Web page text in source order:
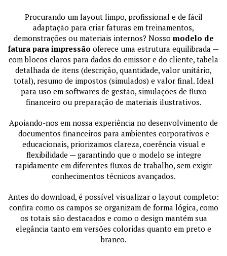
Procurando um layout limpo, profissional e de fácil
adaptação para criar faturas em treinamentos,
demonstrações ou materiais internos? Nosso modelo de
fatura para impressão oferece uma estrutura equilibrada —
com blocos claros para dados do emissor e do cliente, tabela
detalhada de itens (descrição, quantidade, valor unitário,
total), resumo de impostos (simulados) e valor final. Ideal
para uso em softwares de gestão, simulações de fluxo
financeiro ou preparação de materiais ilustrativos.
Apoiando-nos em nossa experiência no desenvolvimento de
documentos financeiros para ambientes corporativos e
educacionais, priorizamos clareza, coerência visual e
flexibilidade — garantindo que o modelo se integre
rapidamente em diferentes fluxos de trabalho, sem exigir
conhecimentos técnicos avançados.
Antes do download, é possível visualizar o layout completo:
confira como os campos se organizam de forma lógica, como
os totais são destacados e como o design mantém sua
elegância tanto em versões coloridas quanto em preto e
branco.